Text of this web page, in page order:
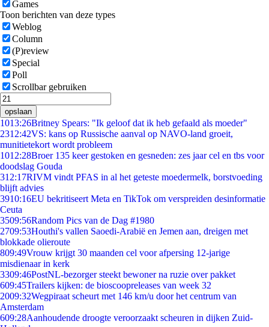
Games
Toon berichten van deze types
Weblog
Column
(P)review
Special
Poll
Scrollbar gebruiken
opslaan
1013:26Britney Spears: "Ik geloof dat ik heb gefaald als moeder"
2312:42VS: kans op Russische aanval op NAVO-land groeit,
munitietekort wordt probleem
1012:28Broer 135 keer gestoken en gesneden: zes jaar cel en tbs voor
doodslag Gouda
312:17RIVM vindt PFAS in al het geteste moedermelk, borstvoeding
blijft advies
3910:16EU bekritiseert Meta en TikTok om verspreiden desinformatie
Ceuta
3509:56Random Pics van de Dag #1980
2709:53Houthi's vallen Saoedi-Arabië en Jemen aan, dreigen met
blokkade olieroute
809:49Vrouw krijgt 30 maanden cel voor afpersing 12-jarige
misdienaar in kerk
3309:46PostNL-bezorger steekt bewoner na ruzie over pakket
609:45Trailers kijken: de bioscoopreleases van week 32
2009:32Wegpiraat scheurt met 146 km/u door het centrum van
Amsterdam
609:28Aanhoudende droogte veroorzaakt scheuren in dijken Zuid-